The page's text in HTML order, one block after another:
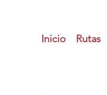
Inicio Rutas